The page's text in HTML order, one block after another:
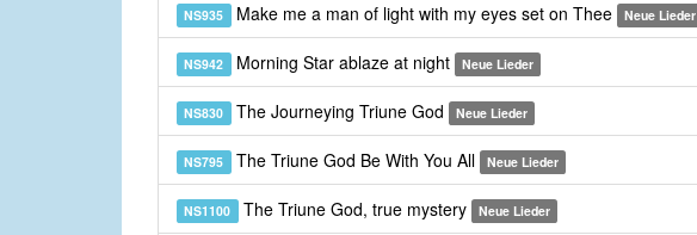
NS935 Make me a man of light with my eyes set on Thee Neue Lieder
NS942 Morning Star ablaze at night Neue Lieder
NS830 The Journeying Triune God Neue Lieder
NS795 The Triune God Be With You All Neue Lieder
NS1100 The Triune God, true mystery Neue Lieder